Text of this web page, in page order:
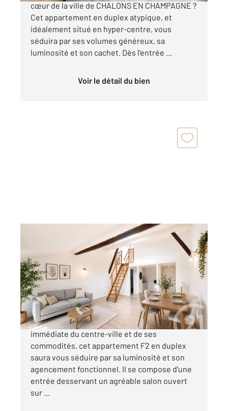
cœur de la ville de CHALONS EN CHAMPAGNE ?
Cet appartement en duplex atypique, et
idéalement situé en hyper-centre, vous
séduira par ses volumes généreux, sa
luminosité et son cachet. Dès l'entrée ...
Voir le détail du bien
CHALONS EN CHAMPAGNE 51
, 2 pièces
Ref : 8138
Appartement F2 à vendre
82 000 €
CHALONS EN CHAMPAGNE, situé à proximité
immédiate du centre-ville et de ses
commodités, cet appartement F2 en duplex
saura vous séduire par sa luminosité et son
agencement fonctionnel. Il se compose d'une
entrée desservant un agréable salon ouvert
sur ...